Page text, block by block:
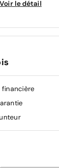
Voir le détail